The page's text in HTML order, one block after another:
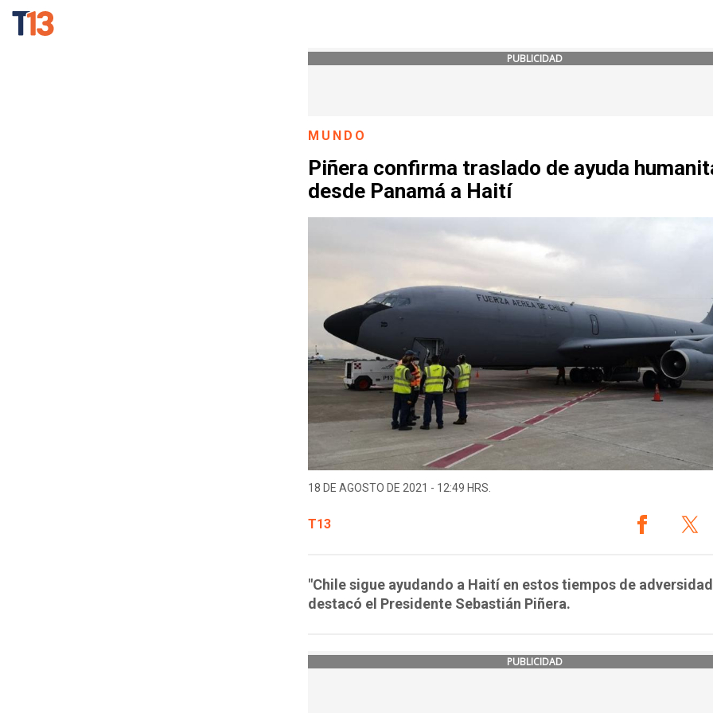
PUBLICIDAD
MUNDO
Piñera confirma traslado de ayuda
desde Panamá a Haití
18 DE AGOSTO DE 2021 - 12:49 HRS.
T13
"Chile sigue ayudando a Haití en estos tiempos de
destacó el Presidente Sebastián Piñera.
PUBLICIDAD